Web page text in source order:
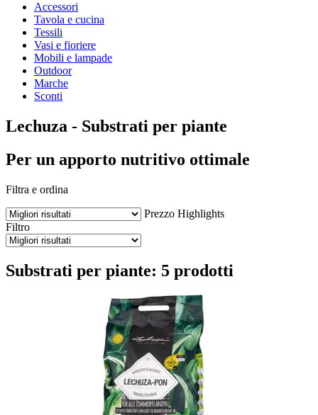
Accessori
Tavola e cucina
Tessili
Vasi e fioriere
Mobili e lampade
Outdoor
Marche
Sconti
Lechuza - Substrati per piante
Per un apporto nutritivo ottimale
Filtra e ordina
Prezzo Highlights
Filtro
Substrati per piante: 5 prodotti